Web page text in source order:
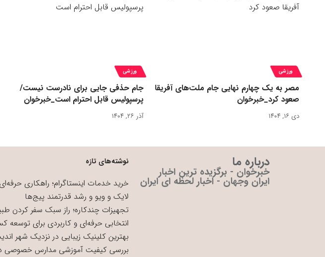
ورزشی
مصر به یک چهارم نهایی جام ملت‌های آفریقا
صعود کرد_خبرخوان
دی ۱۶, ۱۴۰۴
ورزشی
جام حذفی جایی برای نادرست نیست/
پرسپولیس قابل احترام است_خبرخوان
آذر ۲۶, ۱۴۰۴
درباره ما
خبرخوان - برگزیده ترین اخبار
ایران وجهان - اخبار لحظه ای ایران
نوشته‌های تازه
خرید خدمات اینستاگرام؛ راهکاری حرفه‌ای
لایک و ویو و رشد قدرتمند پیج‌ها
تجهیزات چندکاره؛ راز سبک سفر کردن
انتخابی حرفه‌ای و کاربردی برای
بهترین کلینیک زیبایی در نزدیک شهر
بررسی کیفیت آموزشی مدارس خصوصی